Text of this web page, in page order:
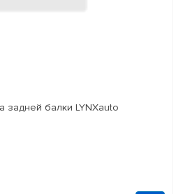
задней балки LYNXauto